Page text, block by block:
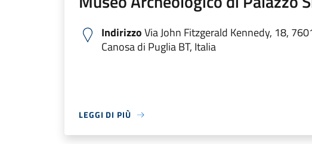
IndirizzoVia John Fitzgerald Kennedy, 18,
Canosa di Puglia BT, Italia
LEGGI DI PIÙ